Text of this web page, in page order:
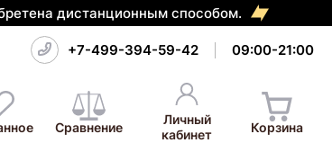
дистанционным способом.
+7-499-394-59-42 09:00-21:00
Сравнение
Личный
кабинет
Корзина